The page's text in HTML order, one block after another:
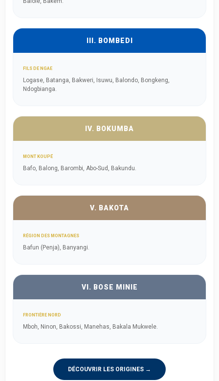
III. BOMBEDI
FILS DE NGAE
Logase, Batanga, Bakweri, Isuwu, Balondo, Bongkeng,
Ndogbianga.
IV. BOKUMBA
MONT KOUPÉ
Bafo, Balong, Barombi, Abo-Sud, Bakundu.
V. BAKOTA
RÉGION DES MONTAGNES
Bafun (Penja), Banyangi.
VI. BOSE MINIE
FRONTIÈRE NORD
Mboh, Ninon, Bakossi, Manehas, Bakala Mukwele.
DÉCOUVRIR LES ORIGINES →